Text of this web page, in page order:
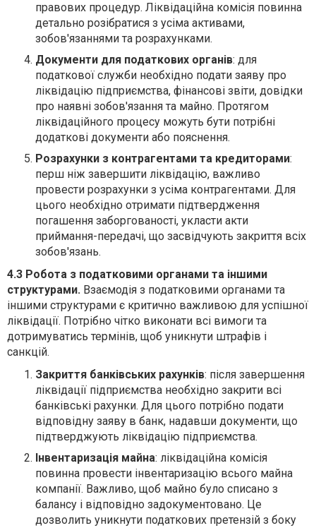
правових процедур. Ліквідаційна комісія повинна
детально розібратися з усіма активами,
зобов'язаннями та розрахунками.
Документи для податкових органів: для
податкової служби необхідно подати заяву про
ліквідацію підприємства, фінансові звіти, довідки
про наявні зобов'язання та майно. Протягом
ліквідаційного процесу можуть бути потрібні
додаткові документи або пояснення.
Розрахунки з контрагентами та кредиторами:
перш ніж завершити ліквідацію, важливо
провести розрахунки з усіма контрагентами. Для
цього необхідно отримати підтвердження
погашення заборгованості, укласти акти
приймання-передачі, що засвідчують закриття всіх
зобов'язань.
4.3 Робота з податковими органами та іншими
структурами. Взаємодія з податковими органами та
іншими структурами є критично важливою для успішної
ліквідації. Потрібно чітко виконати всі вимоги та
дотримуватись термінів, щоб уникнути штрафів і
санкцій.
Закриття банківських рахунків: після завершення
ліквідації підприємства необхідно закрити всі
банківські рахунки. Для цього потрібно подати
відповідну заяву в банк, надавши документи, що
підтверджують ліквідацію підприємства.
Інвентаризація майна: ліквідаційна комісія
повинна провести інвентаризацію всього майна
компанії. Важливо, щоб майно було списано з
балансу і відповідно задокументовано. Це
дозволить уникнути податкових претензій з боку